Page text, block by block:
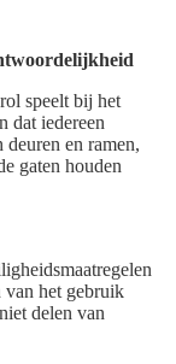
speelt bij het
dat iedereen
en ramen,
gaten houden
van het gebruik
delen van